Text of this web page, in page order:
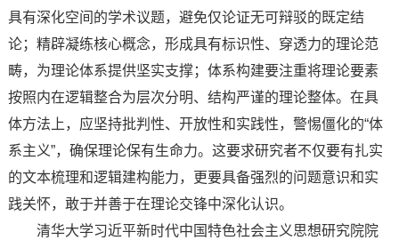
具有深化空间的学术议题，避免仅论证无可辩驳的既定结
论；精辟凝练核心概念，形成具有标识性、穿透力的理论范
畴，为理论体系提供坚实支撑；体系构建要注重将理论要素
按照内在逻辑整合为层次分明、结构严谨的理论整体。在具
体方法上，应坚持批判性、开放性和实践性，警惕僵化的“体
系主义”，确保理论保有生命力。这要求研究者不仅要有扎实
的文本梳理和逻辑建构能力，更要具备强烈的问题意识和实
践关怀，敢于并善于在理论交锋中深化认识。
清华大学习近平新时代中国特色社会主义思想研究院院